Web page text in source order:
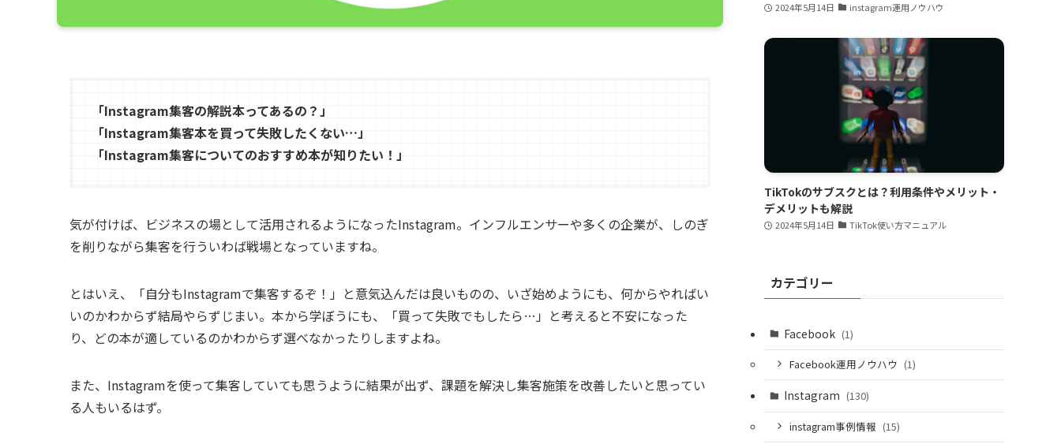
「Instagram集客の解説本ってあるの？」
「Instagram集客本を買って失敗したくない…」
「Instagram集客についてのおすすめ本が知りたい！ 」
気が付けば、ビジネスの場として活用されるようになったInstagram。インフルエンサーや多くの企業が、しのぎ
を削りながら集客を行ういわば戦場となっていますね。
とはいえ、「自分もInstagramで集客するぞ！」と意気込んだは良いものの、いざ始めようにも、何からやればい
いのかわからず結局やらずじまい。本から学ぼうにも、「買って失敗でもしたら…」と考えると不安になった
り、どの本が適しているのかわからず選べなかったりしますよね。
また、Instagramを使って集客していても思うように結果が出ず、課題を解決し集客施策を改善したいと思ってい
る人もいるはず。
2024年5月14日 instagram運用ノウハウ
TikTokのサブスクとは？利用条件やメリット・
デメリットも解説
2024年5月14日 TikTok使い方マニュアル
カテゴリー
Facebook (1)
Facebook運用ノウハウ (1)
Instagram (130)
instagram事例情報 (15)